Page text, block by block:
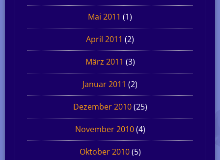
Mai 2011 (1)
April 2011 (2)
März 2011 (3)
Januar 2011 (2)
Dezember 2010(25)
November 2010(4)
Oktober 2010(5)